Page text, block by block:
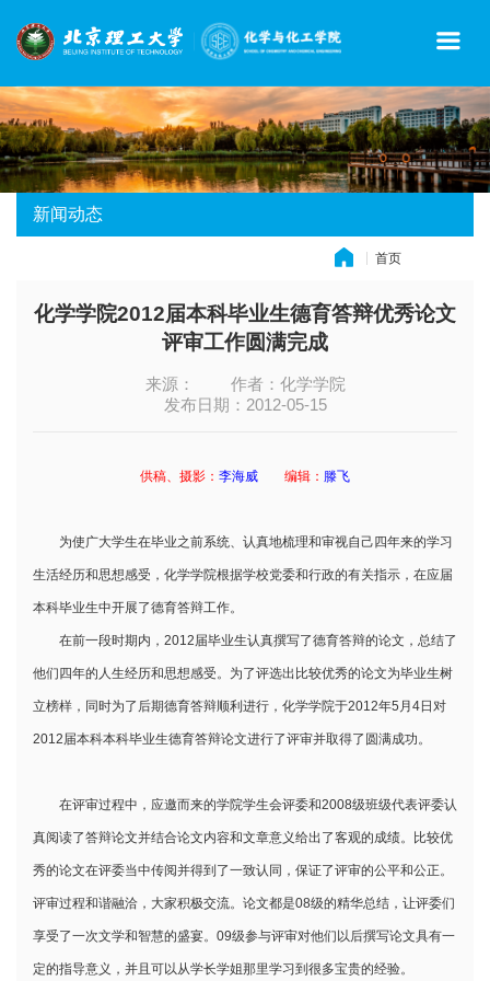
新闻动态
首页
化学学院2012届本科毕业生德育答辩优秀论文
评审工作圆满完成
来源：
作者：化学学院
发布日期：2012-05-15
供稿、摄影： 李海威 编辑： 滕飞
为使广大学生在毕业之前系统、认真地梳理和审视自己四年来的学习
生活经历和思想感受，化学学院根据学校党委和行政的有关指示，在应届
本科毕业生中开展了德育答辩工作。
在前一段时期内，2012届毕业生认真撰写了德育答辩的论文，总结了
他们四年的人生经历和思想感受。为了评选出比较优秀的论文为毕业生树
立榜样，同时为了后期德育答辩顺利进行，化学学院于2012年5月4日对
2012届本科本科毕业生德育答辩论文进行了评审并取得了圆满成功。
在评审过程中，应邀而来的学院学生会评委和2008级班级代表评委认
真阅读了答辩论文并结合论文内容和文章意义给出了客观的成绩。比较优
秀的论文在评委当中传阅并得到了一致认同，保证了评审的公平和公正。
评审过程和谐融洽，大家积极交流。论文都是08级的精华总结，让评委们
享受了一次文学和智慧的盛宴。09级参与评审对他们以后撰写论文具有一
定的指导意义，并且可以从学长学姐那里学习到很多宝贵的经验。